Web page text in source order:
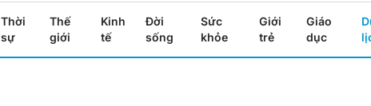
Thời
sự
Thế
giới
Kinh
tế
Đời
sống
Sức
khỏe
Giới
trẻ
Giáo
dục